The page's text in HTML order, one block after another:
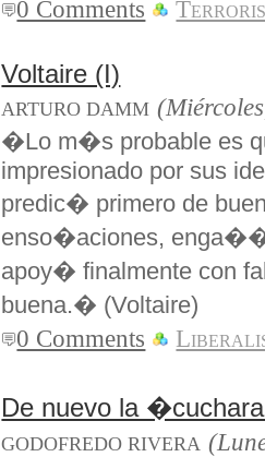
0 Comments
Voltaire (I)
ARTURO DAMM
�Lo m�s probable es
impresionado por sus
predic� primero de
enso�aciones,
apoy� finalmente con
buena.� (Voltaire)
0 Comments
De nuevo la
GODOFREDO RIVERA